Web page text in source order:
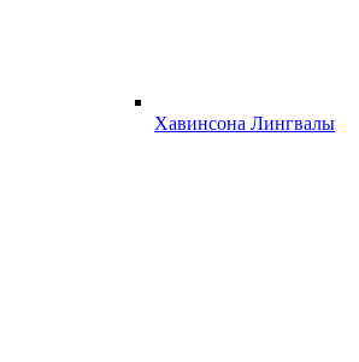
Хавинсона Лингвалы